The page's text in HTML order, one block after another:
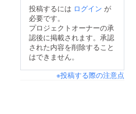
投稿するには ログイン が
必要です。
プロジェクトオーナーの承
認後に掲載されます。承認
された内容を削除すること
はできません。
※投稿する際の注意点